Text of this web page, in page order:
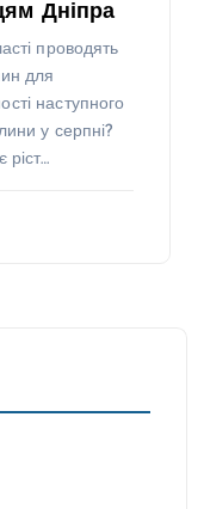
Дніпра
проводять
для
наступного
у серпні?
ріст…